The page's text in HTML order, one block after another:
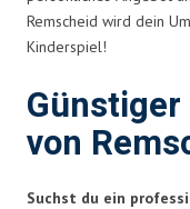
Remscheid wird dein
Kinderspiel!
von
Suchst du ein